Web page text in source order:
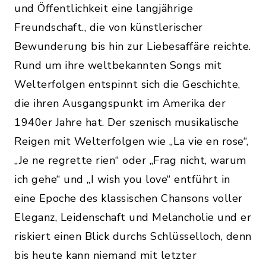
und Öffentlichkeit eine langjährige
Freundschaft., die von künstlerischer
Bewunderung bis hin zur Liebesaffäre reichte.
Rund um ihre weltbekannten Songs mit
Welterfolgen entspinnt sich die Geschichte,
die ihren Ausgangspunkt im Amerika der
1940er Jahre hat. Der szenisch musikalische
Reigen mit Welterfolgen wie „La vie en rose“,
„Je ne regrette rien“ oder „Frag nicht, warum
ich gehe“ und „I wish you love“ entführt in
eine Epoche des klassischen Chansons voller
Eleganz, Leidenschaft und Melancholie und er
riskiert einen Blick durchs Schlüsselloch, denn
bis heute kann niemand mit letzter